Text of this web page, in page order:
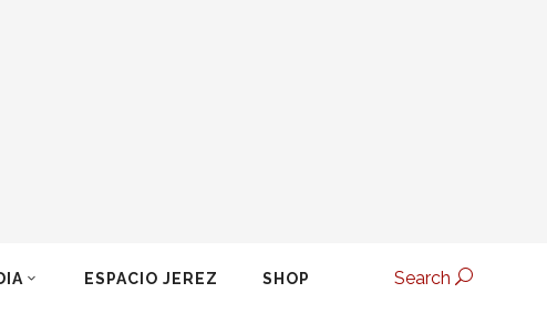
ESPACIO JEREZ SHOP Search